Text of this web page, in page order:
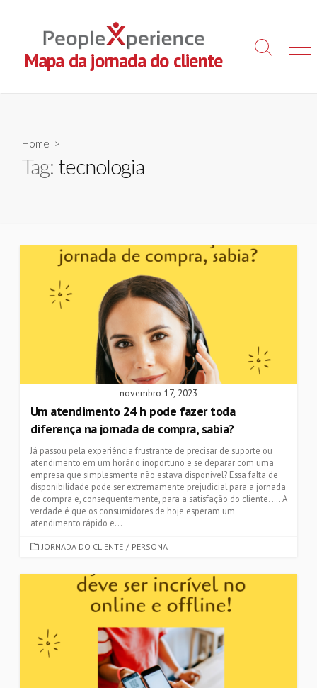
content
Mapa da jornada do cliente
Search
Home >
Tag: tecnologia
novembro 17, 2023
Um atendimento 24 h pode fazer toda
diferença na jornada de compra, sabia?
Já passou pela experiência frustrante de precisar de suporte ou
atendimento em um horário inoportuno e se deparar com uma
empresa que simplesmente não estava disponível? Essa falta de
disponibilidade pode ser extremamente prejudicial para a jornada
de compra e, consequentemente, para a satisfação do cliente. …. A
verdade é que os consumidores de hoje esperam um
atendimento rápido e...
CATEGORIES
JORNADA DO CLIENTE / PERSONA